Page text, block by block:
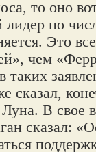
то оно
лидер по
Это
чем
таких
сказал,
В свое
сказал: